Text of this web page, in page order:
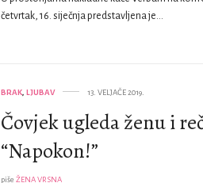
četvrtak, 16. siječnja predstavljena je…
BRAK, LJUBAV 13. VELJAČE 2019.
Čovjek ugleda ženu i
“Napokon!”
piše ŽENA VRSNA